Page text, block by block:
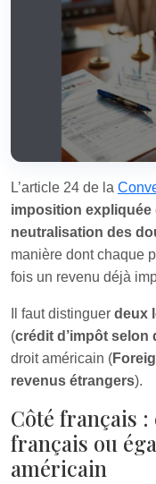
L’article 24 de la
imposition expliquée
neutralisation des
manière dont chaque
fois un revenu déjà
Il faut distinguer deux
(crédit d’impôt
droit américain (
revenus étrangers).
Côté français
français ou
américain